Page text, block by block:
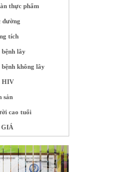
thực phẩm
đường
tích
bệnh lây
bệnh không lây
HIV
sản
cao tuổi